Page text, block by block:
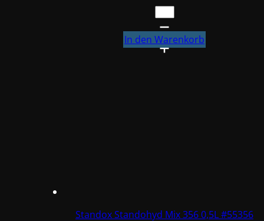
€ 273,84
Standox
Standohyd
Mix
306
In den Warenkorb
Standox Standohyd Mix 356 0,5L #55356